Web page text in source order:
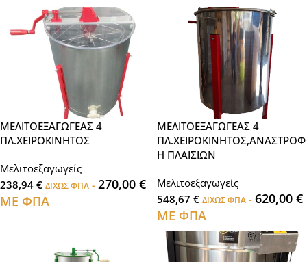
ΜΕΛΙΤΟΕΞΑΓΩΓΕΑΣ 4
ΠΛ.ΧΕΙΡΟΚΙΝΗΤΟΣ
Μελιτοεξαγωγείς
238,94 € ΔΙΧΩΣ ΦΠΑ - 270,00 €
ΜΕ ΦΠΑ
ΜΕΛΙΤΟΕΞΑΓΩΓΕΑΣ 4
ΠΛ.ΧΕΙΡΟΚΙΝΗΤΟΣ,ΑΝΑΣΤΡΟΦ
Η ΠΛΑΙΣΙΩΝ
Μελιτοεξαγωγείς
548,67 € ΔΙΧΩΣ ΦΠΑ - 620,00 €
ΜΕ ΦΠΑ